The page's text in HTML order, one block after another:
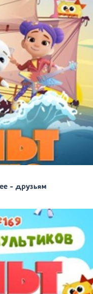
- друзьям